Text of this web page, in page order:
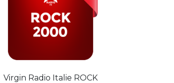
Virgin Radio Italie ROCK